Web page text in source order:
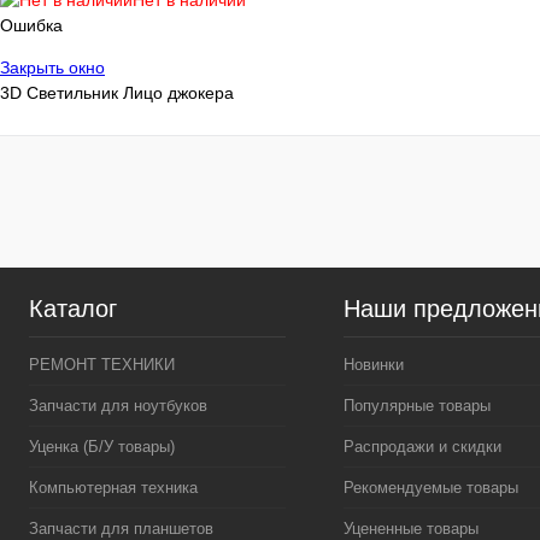
Цвет
Ошибка
Закрыть окно
3D Светильник Лицо джокера
Каталог
РЕМОНТ ТЕХНИКИ
Запчасти для ноутбуков
Уценка (Б/У товары)
Компьютерная техника
Запчасти для планшетов
Наши
Новинки
Популярные товары
Распродажи и скидки
Рекомендуемые товары
Уцененные товары